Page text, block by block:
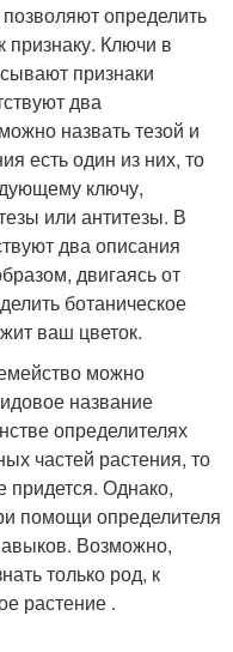
определить
признаку. Ключи в
признаки
два
назвать тезой и
есть один из них, то
ключу,
или антитезы. В
два описания
двигаясь от
ботаническое
ваш цветок.
можно
название
определителях
частей растения, то
придется. Однако,
помощи определителя
Возможно,
только род, к
растение .